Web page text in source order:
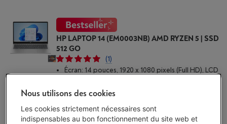
HP LAPTOP 14 (EM0003NB) AMD RYZEN 5 | SSD
512 GO
(1)
Écran: 14 pouces, 1920 x 1080 pixels (Full HD), LCD
Stockage: 512 Go SSD
€ 749,00
Nous utilisons des cookies
Les cookies strictement nécessaires sont
indispensables au bon fonctionnement du site web et